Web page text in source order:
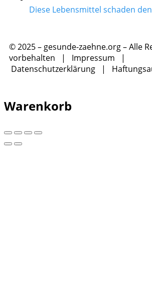
Diese Lebensmittel schaden
© 2025 – gesunde-zaehne.org – Alle
vorbehalten | Impressum |
Datenschutzerklärung |
Warenkorb